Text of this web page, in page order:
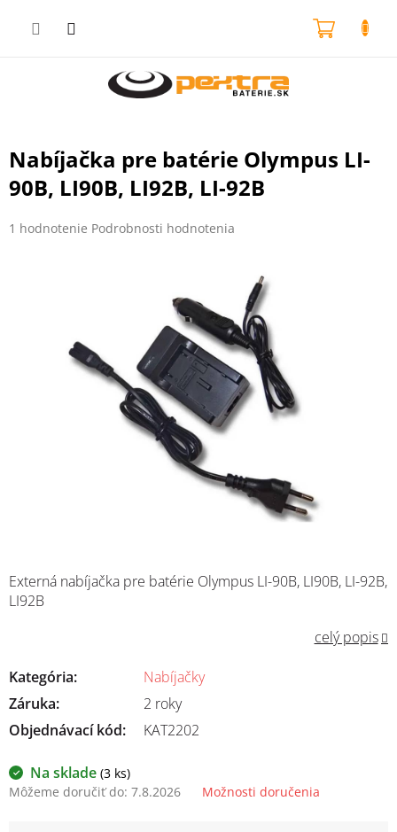
Nabíjačka pre batérie Olympus LI-
90B, LI90B, LI92B, LI-92B
Priemerné
hviezdičiek.
1 hodnotenie Podrobnosti hodnotenia
Na sklade (3 ks)
Môžeme doručiť do: 7.8.2026 Možnosti doručenia
Externá nabíjačka pre batérie Olympus LI-90B, LI90B, LI-92B,
LI92B
celý popis
Kategória:
Nabíjačky
Záruka:
2 roky
Objednávací kód:
KAT2202